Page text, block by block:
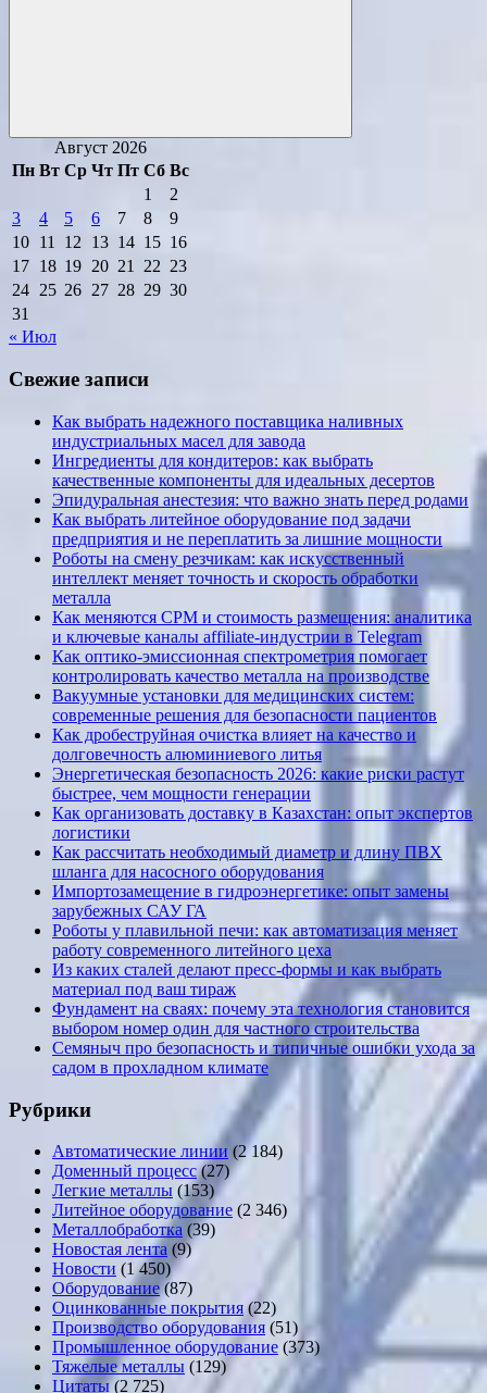
Поиск
Август 2026
Пн Вт Ср Чт Пт Сб Вс
1
2
3
4 5 6 7 8
9
10 11 12 13 14 15 16
17 18 19 20 21 22 23
24 25 26 27 28 29 30
31
« Июл
Свежие записи
Как выбрать надежного поставщика наливных
индустриальных масел для завода
Ингредиенты для кондитеров: как выбрать
качественные компоненты для идеальных десертов
Эпидуральная анестезия: что важно знать перед родами
Как выбрать литейное оборудование под задачи
предприятия и не переплатить за лишние мощности
Роботы на смену резчикам: как искусственный
интеллект меняет точность и скорость обработки
металла
Как меняются CPM и стоимость размещения: аналитика
и ключевые каналы affiliate-индустрии в Telegram
Как оптико-эмиссионная спектрометрия помогает
контролировать качество металла на производстве
Вакуумные установки для медицинских систем:
современные решения для безопасности пациентов
Как дробеструйная очистка влияет на качество и
долговечность алюминиевого литья
Энергетическая безопасность 2026: какие риски растут
быстрее, чем мощности генерации
Как организовать доставку в Казахстан: опыт экспертов
логистики
Как рассчитать необходимый диаметр и длину ПВХ
шланга для насосного оборудования
Импортозамещение в гидроэнергетике: опыт замены
зарубежных САУ ГА
Роботы у плавильной печи: как автоматизация меняет
работу современного литейного цеха
Из каких сталей делают пресс-формы и как выбрать
материал под ваш тираж
Фундамент на сваях: почему эта технология становится
выбором номер один для частного строительства
Семяныч про безопасность и типичные ошибки ухода за
садом в прохладном климате
Рубрики
Автоматические линии (2 184)
Доменный процесс(27)
Легкие металлы (153)
Литейное оборудование (2 346)
Металлобработка (39)
Новостая лента (9)
Новости (1 450)
Оборудование(87)
Оцинкованные покрытия (22)
Производство оборудования (51)
Промышленное оборудование (373)
Тяжелые металлы (129)
Цитаты(2 725)